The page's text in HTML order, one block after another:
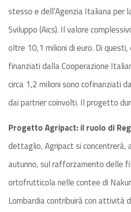
stesso e dell’Agenzia Italiana per
Sviluppo (Aics). Il valore
oltre 10,1 milioni di euro. Di questi,
finanziati dalla Cooperazione
circa 1,2 milioni sono cofinanziati
dai partner coinvolti. Il progetto
Progetto Agripact: il ruolo di
dettaglio, Agripact si concentrerà,
autunno, sul rafforzamento delle
ortofrutticola nelle contee di
Lombardia contribuirà con attività